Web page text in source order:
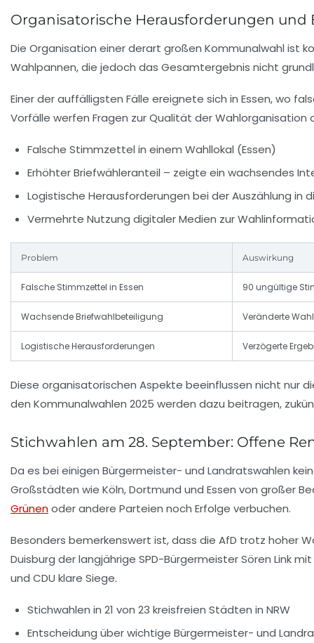
Organisatorische Herausforderungen
Die Organisation einer derart großen Kommunalwahl ist
Wahlpannen, die jedoch das Gesamtergebnis nicht
Einer der auffälligsten Fälle ereignete sich in Essen, wo
Vorfälle werfen Fragen zur Qualität der
Falsche Stimmzettel in einem Wahllokal (Essen)
Erhöhter Briefwähleranteil – zeigte ein wachsendes
Logistische Herausforderungen bei der Auszählung in
Vermehrte Nutzung digitaler Medien zur
Problem Auswirkung
Falsche Stimmzettel in Essen 90 ungültige
Wachsende Briefwahlbeteiligung Veränderte
Logistische Herausforderungen Verzögerte
Diese organisatorischen Aspekte beeinflussen nicht nur
den Kommunalwahlen 2025 werden dazu beitragen,
Stichwahlen am 28. September: Offene
Da es bei einigen Bürgermeister- und Landratswahlen
Großstädten wie Köln, Dortmund und Essen von großer
Grünenoder andere Parteien noch Erfolge verbuchen.
Besonders bemerkenswert ist, dass die AfD trotz hoher
Duisburg der langjährige SPD-Bürgermeister Sören Link
und CDU klare Siege.
Stichwahlen in 21 von 23 kreisfreien Städten in NRW
Entscheidung über wichtige Bürgermeister- und